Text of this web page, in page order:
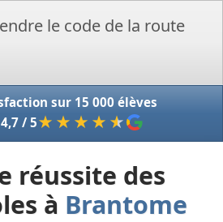
sur 15 000 élèves
/ 5★★★★ ★
réussite des
à Brantome